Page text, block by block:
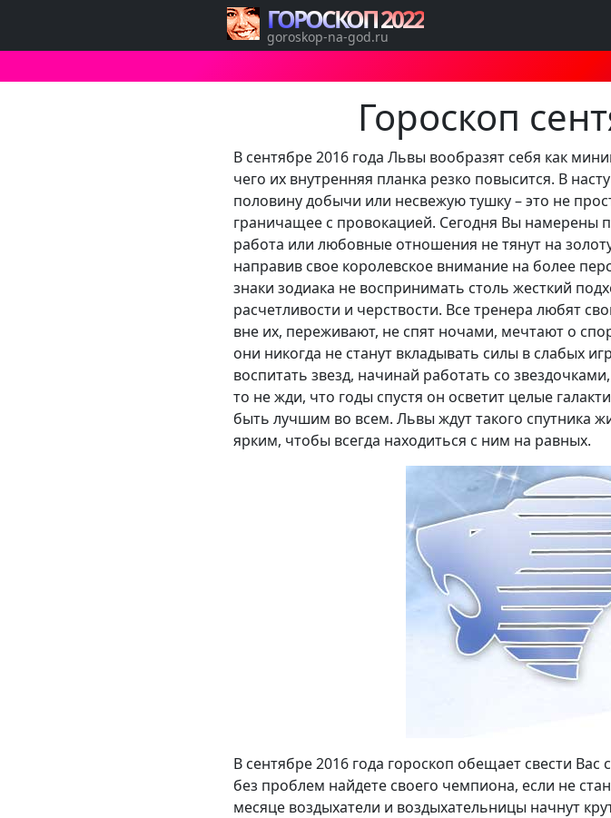
Гороскоп
В сентябре 2016 года Львы вообразят себя как
чего их внутренняя планка резко повысится. В
половину добычи или несвежую тушку – это не
граничащее с провокацией. Сегодня Вы намерены
работа или любовные отношения не тянут на
направив свое королевское внимание на более
знаки зодиака не воспринимать столь жесткий
расчетливости и черствости. Все тренера любят
вне их, переживают, не спят ночами, мечтают о
они никогда не станут вкладывать силы в слабых
воспитать звезд, начинай работать со
то не жди, что годы спустя он осветит целые
быть лучшим во всем. Львы ждут такого спутника
ярким, чтобы всегда находиться с ним на равных.
В сентябре 2016 года гороскоп обещает свести
без проблем найдете своего чемпиона, если не
месяце воздыхатели и воздыхательницы начнут
ГОРОСКОП 2022
goroskop-na-god.ru